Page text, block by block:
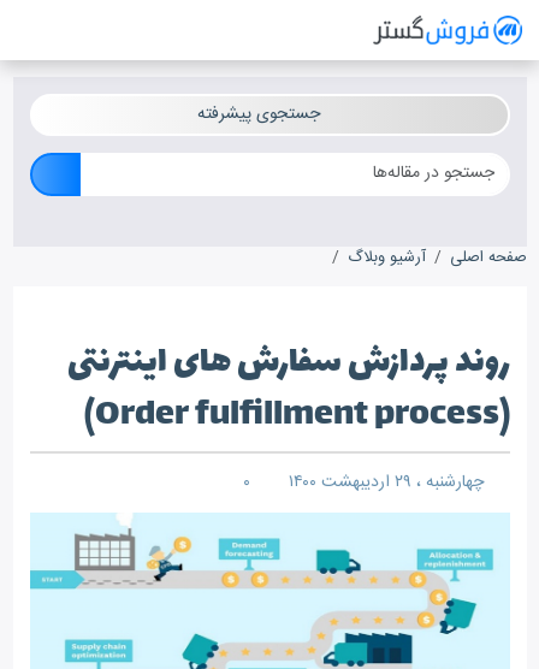
سیستم مدیریت فروش آنلاین
جستجوی پیشرفته
صفحه اصلی آرشیو وبلاگ
روند پردازش سفارش های اینترنتی
(Order fulfillment process)
چهارشنبه ، ۲۹ اردیبهشت ۱۴۰۰